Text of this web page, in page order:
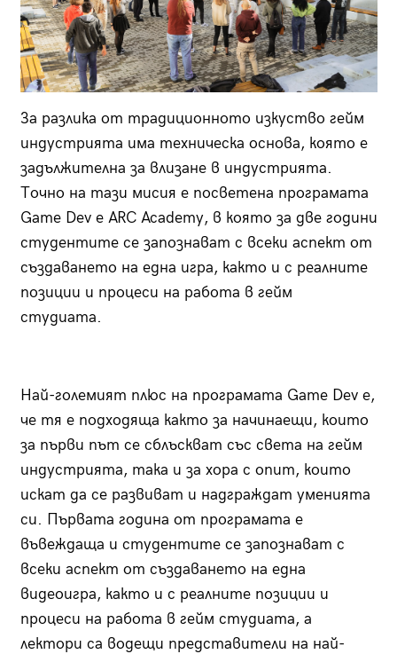
За разлика от традиционното изкуство гейм
индустрията има техническа основа, която е
задължителна за влизане в индустрията.
Точно на тази мисия е посветена програмата
Game Dev е ARC Academy, в която за две години
студентите се запознават с всеки аспект от
създаването на една игра, както и с реалните
позиции и процеси на работа в гейм
студиата.
Най-големият плюс на програмата Game Dev е,
че тя е подходяща както за начинаещи, които
за първи път се сблъскват със света на гейм
индустрията, така и за хора с опит, които
искат да се развиват и надграждат уменията
си. Първата година от програмата е
въвеждаща и студентите се запознават с
всеки аспект от създаването на една
видеоигра, както и с реалните позиции и
процеси на работа в гейм студиата, а
лектори са водещи представители на най-